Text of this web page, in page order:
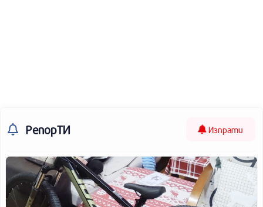
РепорТИ Изпрати